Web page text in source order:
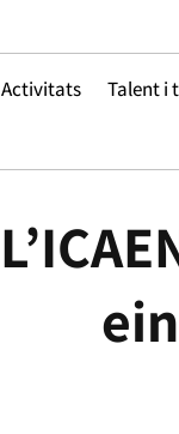
Activitats Talent i